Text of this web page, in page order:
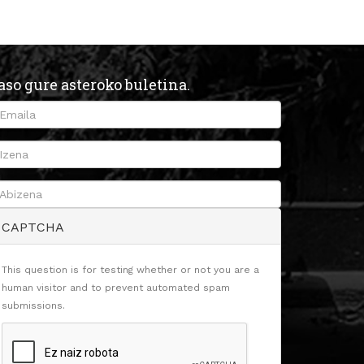
gure asteroko buletina.
CAPTCHA
This question is for testing whether or not you are a
human visitor and to prevent automated spam
submissions.